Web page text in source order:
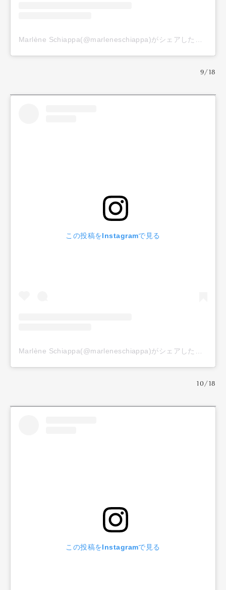
WatchFashion
Marlène Schiappa(@marleneschiappa)がシェアした投稿
9/18
この投稿をInstagramで見る
Marlène Schiappa(@marleneschiappa)がシェアした投稿
10/18
この投稿をInstagramで見る